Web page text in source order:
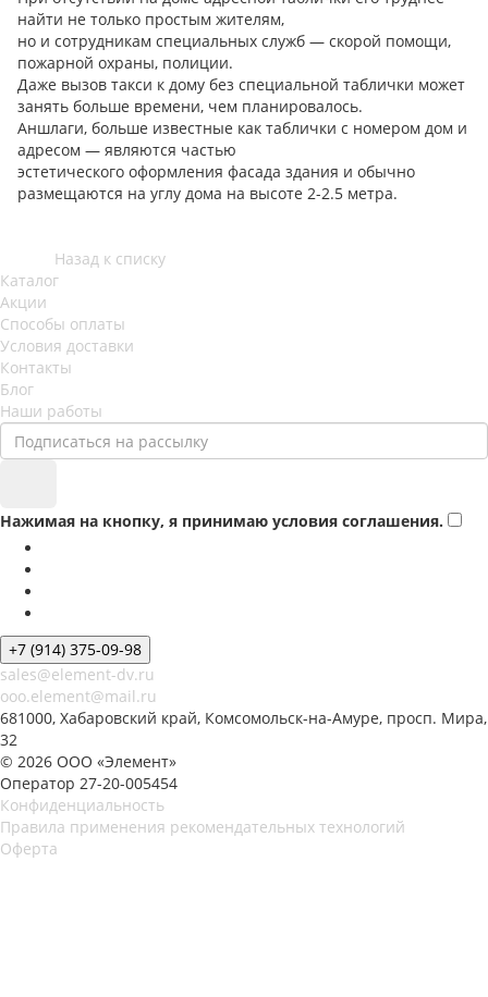
найти не только простым жителям,
но и сотрудникам специальных служб — скорой помощи,
пожарной охраны, полиции.
Даже вызов такси к дому без специальной таблички может
занять больше времени, чем планировалось.
Аншлаги, больше известные как таблички с номером дом и
адресом — являются частью
эстетического оформления фасада здания и обычно
размещаются на углу дома на высоте 2-2.5 метра.
Назад к списку
Каталог
Акции
Способы оплаты
Условия доставки
Контакты
Блог
Наши работы
Нажимая на кнопку, я принимаю условия соглашения.
+7 (914) 375-09-98
sales@element-dv.ru
ooo.element@mail.ru
681000, Хабаровский край, Комсомольск-на-Амуре, просп. Мира,
32
© 2026 ООО «Элемент»
Оператор 27-20-005454
Конфиденциальность
Правила применения рекомендательных технологий
Оферта